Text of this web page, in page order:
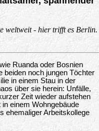
weltweit - hier trifft es Berlin.
Ruanda oder Bosnien
beiden noch jungen Töchter
in einem Stau in der
über sie herein: Unfälle,
Zeit wieder aufstehen
einem Wohngebäude
ehemaliger Arbeitskollege